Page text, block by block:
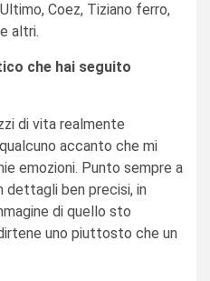
Coez, Tiziano ferro,
altri.
che hai seguito
di vita realmente
accanto che mi
emozioni. Punto sempre a
dettagli ben precisi, in
di quello sto
uno piuttosto che un